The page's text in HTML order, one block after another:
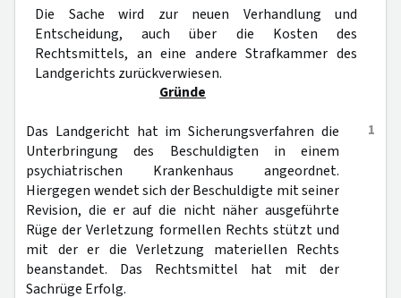
Die Sache wird zur neuen Verhandlung und
Entscheidung, auch über die Kosten des
Rechtsmittels, an eine andere Strafkammer des
Landgerichts zurückverwiesen.
Gründe
1
Das Landgericht hat im Sicherungsverfahren die
Unterbringung des Beschuldigten in einem
psychiatrischen Krankenhaus angeordnet.
Hiergegen wendet sich der Beschuldigte mit seiner
Revision, die er auf die nicht näher ausgeführte
Rüge der Verletzung formellen Rechts stützt und
mit der er die Verletzung materiellen Rechts
beanstandet. Das Rechtsmittel hat mit der
Sachrüge Erfolg.